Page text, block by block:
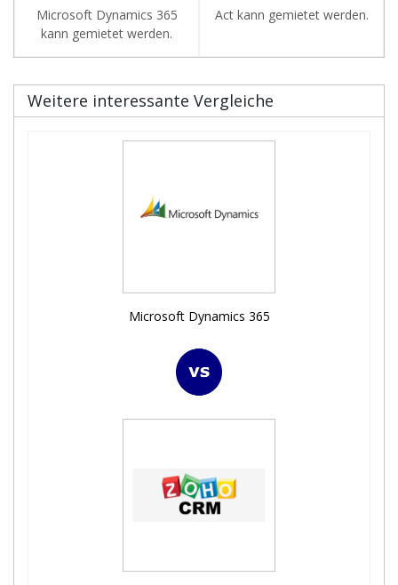
Microsoft Dynamics 365
kann gemietet werden.
Act kann gemietet werden.
Weitere interessante Vergleiche
Microsoft Dynamics 365